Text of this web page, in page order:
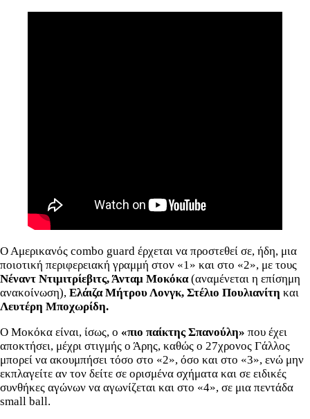
Ο Αμερικανός combo guard έρχεται να προστεθεί σε, ήδη, μια
ποιοτική περιφερειακή γραμμή στον «1» και στο «2», με τους
Νέναντ Ντιμιτρίεβιτς, Άνταμ Μοκόκα(αναμένεται η επίσημη
ανακοίνωση), Ελάιζα Μήτρου Λονγκ, Στέλιο Πουλιανίτη και
Λευτέρη Μποχωρίδη.
Ο Μοκόκα είναι, ίσως, ο «πιο παίκτης Σπανούλη» που έχει
αποκτήσει, μέχρι στιγμής ο Άρης, καθώς ο 27χρονος Γάλλος
μπορεί να ακουμπήσει τόσο στο «2», όσο και στο «3», ενώ μην
εκπλαγείτε αν τον δείτε σε ορισμένα σχήματα και σε ειδικές
συνθήκες αγώνων να αγωνίζεται και στο «4», σε μια πεντάδα
small ball.